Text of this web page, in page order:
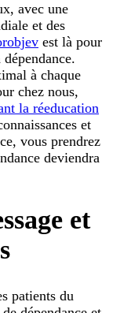
avec une
et des
est là pour
à chaque
chez nous,
la réeducation
et
vous prendrez
deviendra
et
patients du